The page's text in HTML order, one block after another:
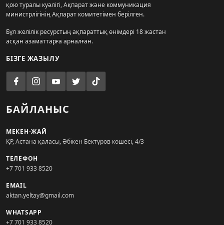
қою туралы куәлігі, Ақпарат және коммуникация
министрлігінің Ақпарат комитетімен берілген.
Бұл желілік ресурстың ақпараттық өнімдері 18 жастан
асқан азаматтарға арналған.
БІЗГЕ ЖАЗЫЛУ
БАЙЛАНЫС
МЕКЕН-ЖАЙ
ҚР, Астана қаласы, Әбікен Бектұров көшесі, 4/3
ТЕЛЕФОН
+7 701 933 8520
EMAIL
aktan.yeltay@gmail.com
WHATSAPP
+7 701 933 8520